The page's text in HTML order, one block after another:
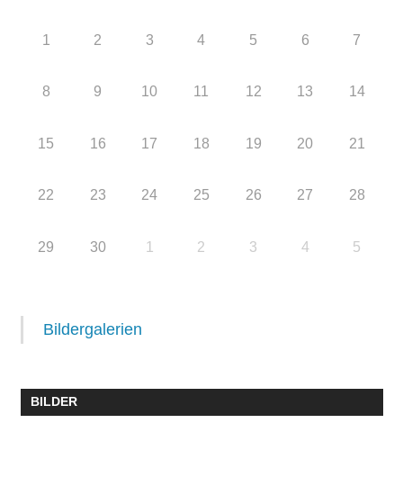
1 2 3 4 5 6 7
8 9 10 11 12 13 14
15 16 17 18 19 20 21
22 23 24 25 26 27 28
29 30 1 2 3 4 5
Bildergalerien
BILDER